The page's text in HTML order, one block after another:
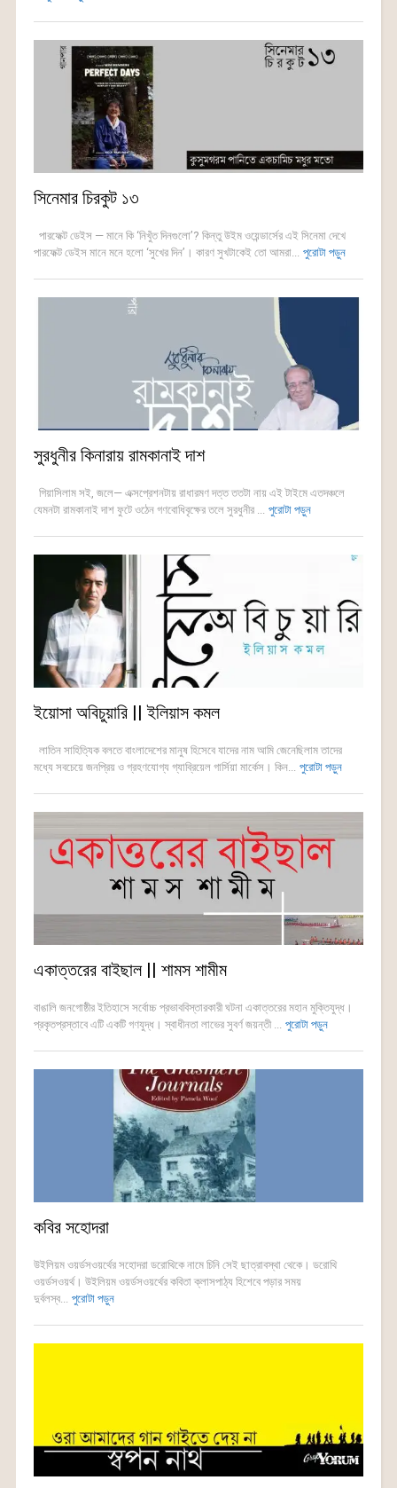
সিনেমার চিরকুট ১৩
পারফেক্ট ডেইস — মানে কি ‘নিখুঁত দিনগুলো’? কিন্তু উইম ওয়েন্ডার্সের এই সিনেমা দেখে
পারফেক্ট ডেইস মানে মনে হলো ‘সুখের দিন’। কারণ সুখটাকেই তো আমরা... পুরোটা পড়ুন
সুরধুনীর কিনারায় রামকানাই দাশ
গিয়াসিলাম সই, জলে— এক্সপ্রেশনটায় রাধারমণ দত্ত ততটা নায় এই টাইমে এতদঞ্চলে
যেমনটা রামকানাই দাশ ফুটে ওঠেন গণবোধিবৃক্ষের তলে সুরধুনীর ... পুরোটা পড়ুন
ইয়োসা অবিচুয়ারি || ইলিয়াস কমল
লাতিন সাহিত্যিক বলতে বাংলাদেশের মানুষ হিসেবে যাদের নাম আমি জেনেছিলাম তাদের
মধ্যে সবচেয়ে জনপ্রিয় ও গ্রহণযোগ্য গ্যাব্রিয়েল গার্সিয়া মার্কেস। কিন... পুরোটা পড়ুন
একাত্তরের বাইছাল || শামস শামীম
বাঙালি জনগোষ্ঠীর ইতিহাসে সর্বোচ্চ প্রভাববিস্তারকারী ঘটনা একাত্তরের মহান মুক্তিযুদ্ধ।
প্রকৃতপ্রস্তাবে এটি একটি গণযুদ্ধ। স্বাধীনতা লাভের সুবর্ণ জয়ন্তী ... পুরোটা পড়ুন
কবির সহোদরা
উইলিয়ম ওয়র্ডসওয়র্থের সহোদরা ডরোথিকে নামে চিনি সেই ছাত্রাবস্থা থেকে। ডরোথি
ওয়র্ডসওয়র্থ। উইলিয়ম ওয়র্ডসওয়র্থের কবিতা ক্লাসপাঠ্য হিশেবে পড়ার সময়
দুর্বলস্ব... পুরোটা পড়ুন